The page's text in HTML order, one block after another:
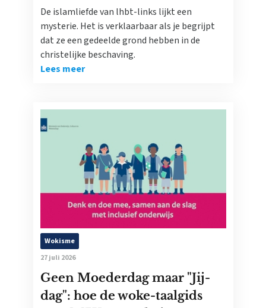
De islamliefde van lhbt-links lijkt een
mysterie. Het is verklaarbaar als je begrijpt
dat ze een gedeelde grond hebben in de
christelijke beschaving.
Lees meer
Wokisme
27 juli 2026
Geen Moederdag maar "Jij-
dag": hoe de woke-taalgids